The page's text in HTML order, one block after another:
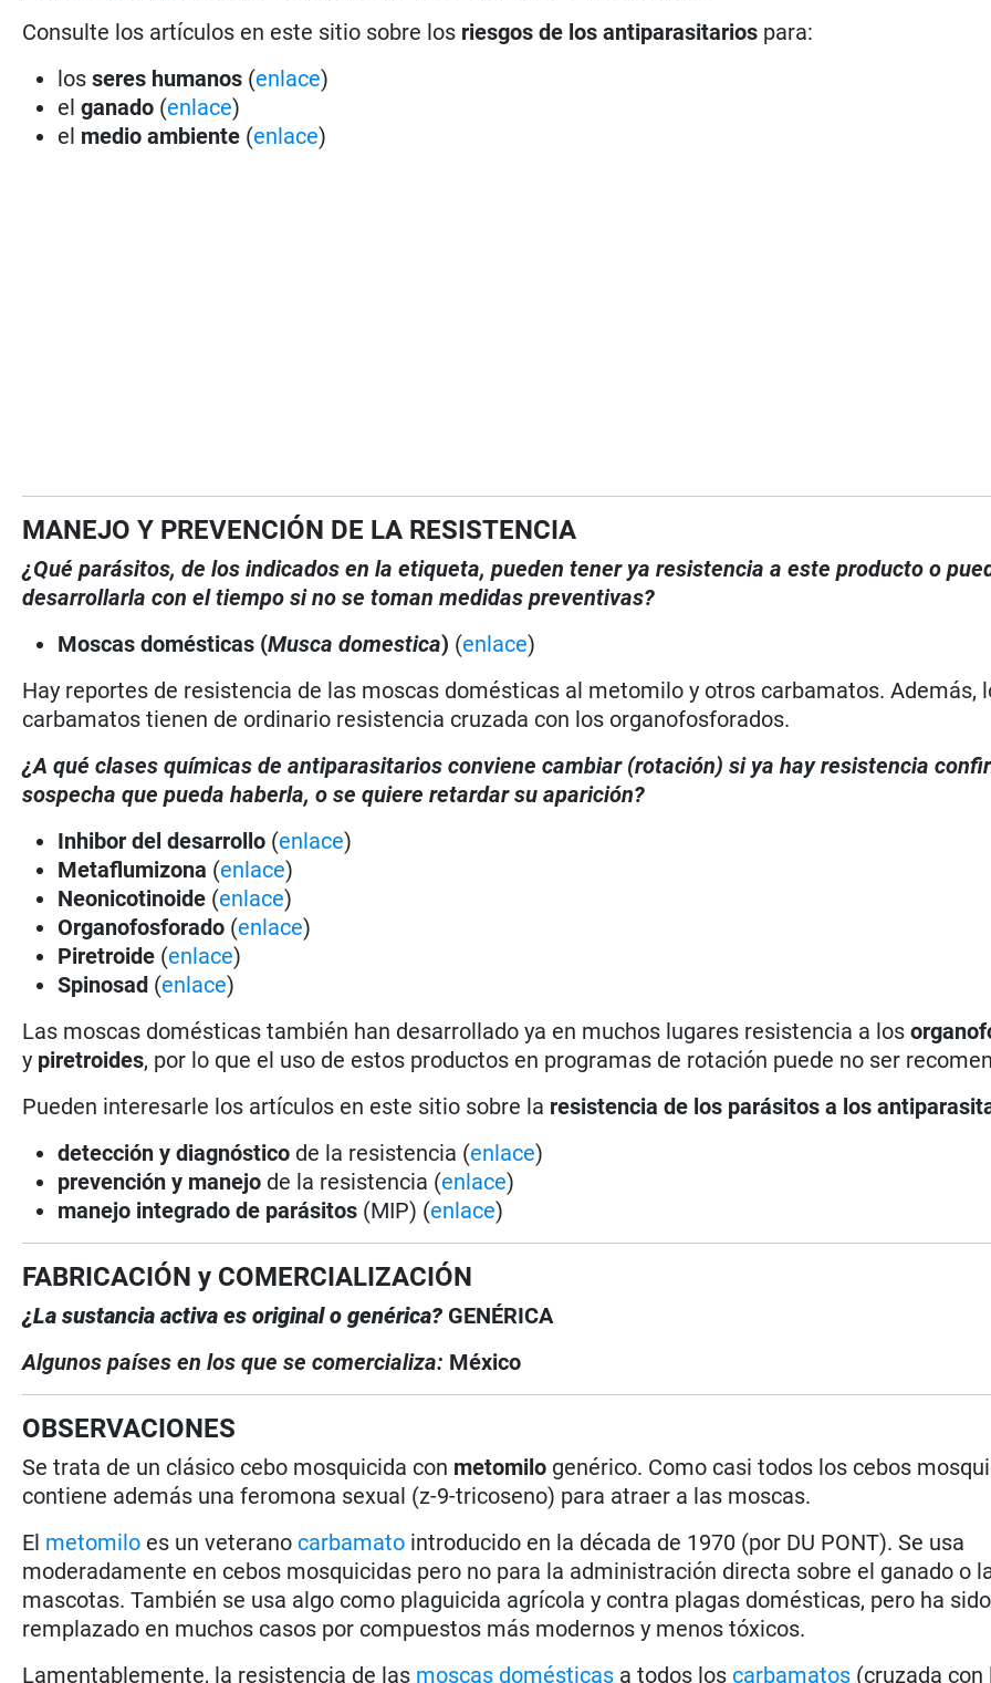
Consulte los artículos en este sitio sobre los riesgos de los antiparasitarios para:
losseres humanos (enlace)
elganado (enlace)
el medio ambiente (enlace)
MANEJO Y PREVENCIÓN DE LA RESISTENCIA
¿Qué parásitos, de los indicados en la etiqueta, pueden tener ya resistencia a este producto o
desarrollarla con el tiempo si no se toman medidas preventivas?
Moscas domésticas (Musca domestica) (enlace)
Hay reportes de resistencia de las moscas domésticas al metomilo y otros carbamatos. Además,
carbamatos tienen de ordinario resistencia cruzada con los organofosforados.
¿A qué clases químicas de antiparasitarios conviene cambiar (rotación) si ya hay resistencia
sospecha que pueda haberla, o se quiere retardar su aparición?
Inhibor del desarrollo (enlace)
Metaflumizona (enlace)
Neonicotinoide (enlace)
Organofosforado (enlace)
Piretroide (enlace)
Spinosad (enlace)
Las moscas domésticas también han desarrollado ya en muchos lugares resistencia a los
y piretroides, por lo que el uso de estos productos en programas de rotación puede no ser
Pueden interesarle los artículos en este sitio sobre la resistencia de los parásitos a los
detección y diagnóstico de la resistencia (enlace)
prevención y manejo de la resistencia (enlace)
manejo integrado de parásitos (MIP) (enlace)
FABRICACIÓN y COMERCIALIZACIÓN
¿La sustancia activa es original o genérica? GENÉRICA
Algunos países en los que se comercializa: México
OBSERVACIONES
Se trata de un clásico cebo mosquicida con metomilo genérico. Como casi todos los cebos
contiene además una feromona sexual (z-9-tricoseno) para atraer a las moscas.
El metomilo es un veterano carbamato introducido en la década de 1970 (por DU PONT). Se usa
moderadamente en cebos mosquicidas pero no para la administración directa sobre el ganado o
mascotas. También se usa algo como plaguicida agrícola y contra plagas domésticas, pero ha sido
remplazado en muchos casos por compuestos más modernos y menos tóxicos.
Lamentablemente, la resistencia de las moscas domésticas a todos los carbamatos (cruzada con